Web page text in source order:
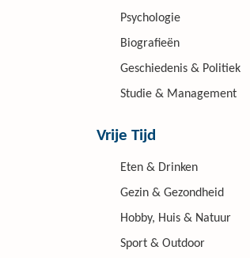
Psychologie
Biografieën
Geschiedenis & Politiek
Studie & Management
Vrije Tijd
Eten & Drinken
Gezin & Gezondheid
Hobby, Huis & Natuur
Sport & Outdoor